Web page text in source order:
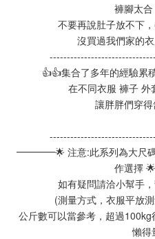
褲腳太
不要再說肚子放不下
沒買過我們家的
👍👍集合了多年的經驗累
在不同衣服 褲子 外
讓胖胖們穿
━━━━🌟 注意:此系列為大尺碼
作選擇
如有疑問請洽小幫手
(測量方式，衣服平放
公斤數可以當參考，超過
懶得